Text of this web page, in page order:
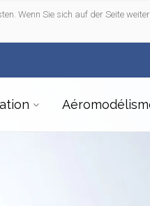
Wenn Sie sich auf der Seite